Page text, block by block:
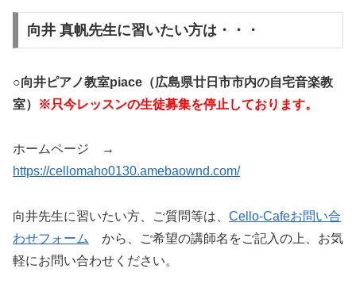
向井 真帆先生に習いたい方は・・・
○向井ピアノ教室piace（広島県廿日市市内の自宅音楽教
室）
※只今レッスンの生徒募集を停止しております。
ホームページ →
https://cellomaho0130.amebaownd.com/
向井先生に習いたい方、ご質問等は、 Cello-Cafeお問い合
わせフォーム
から、ご希望の講師名をご記入の上、お気
軽にお問い合わせください。